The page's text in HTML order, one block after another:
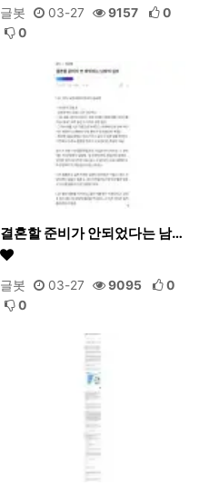
글봇 03-27 9157
0
0
결혼할 준비가 안되었다는 남…
글봇 03-27 9095
0
0